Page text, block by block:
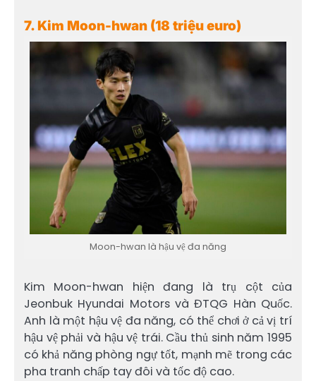
7. Kim Moon-hwan (18 triệu euro)
Moon-hwan là hậu vệ đa năng
Kim Moon-hwan hiện đang là trụ cột của
Jeonbuk Hyundai Motors và ĐTQG Hàn Quốc.
Anh là một hậu vệ đa năng, có thể chơi ở cả vị trí
hậu vệ phải và hậu vệ trái. Cầu thủ sinh năm 1995
có khả năng phòng ngự tốt, mạnh mẽ trong các
pha tranh chấp tay đôi và tốc độ cao.